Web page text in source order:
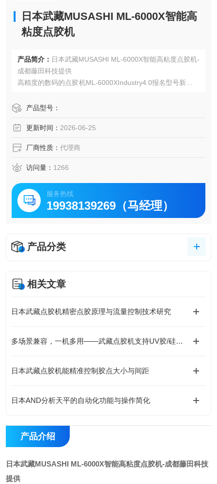
日本武藏MUSASHI ML-6000X智能高
粘度点胶机
产品简介： 日本武藏MUSASHI ML-6000X智能高粘度点胶机-
成都藤田科技提供
高精度的数码的点胶机ML-6000XIndustry4.0报名型号新一代
动脉冲稳定电路（已获得证书），(PAT.)的优秀的吐出性能。
误信号。・简易的Log机能搭载。・简易的剩余量检知机能搭
产品型号：
更新时间： 2026-06-25
厂商性质： 代理商
访问量： 1266
服务热线
19938139269（马经理）
产品分类
相关文章
日本武藏点胶机精密点胶原理与流量控制技术研究
多场景兼容，一机多用——武藏点胶机支持UV胶/硅胶/AB胶等全材料涂布
日本武藏点胶机能精准控制胶点大小与间距
日本AND分析天平的自动化功能与操作简化
产品介绍
日本武藏MUSASHI ML-6000X智能高粘度点胶机-成都藤田科技
提供